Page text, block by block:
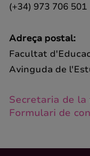
(+34) 973 706 501
Adreça postal:
Facultat
Avinguda de
Secretaria de
Formulari de